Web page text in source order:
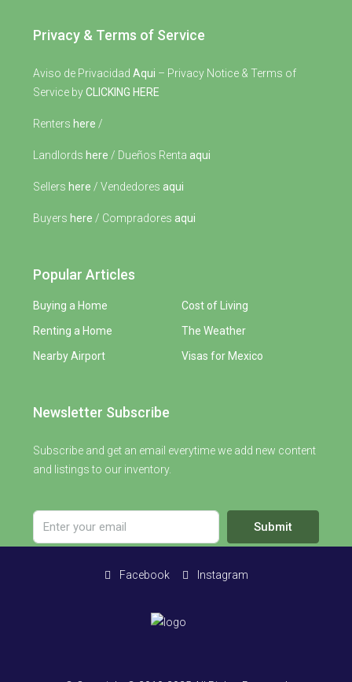
Privacy & Terms of Service
Aviso de Privacidad Aqui – Privacy Notice & Terms of
Service byCLICKING HERE
Renters here /
Landlords here / Dueños Renta aqui
Sellers here / Vendedores aqui
Buyers here / Compradores aqui
Popular Articles
Buying a Home
Renting a Home
Nearby Airport
Cost of Living
The Weather
Visas for Mexico
Newsletter Subscribe
Subscribe and get an email everytime we add new content
and listings to our inventory.
Submit
Facebook Instagram